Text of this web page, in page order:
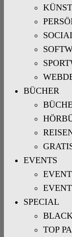
BÜCHER
EVENTS
SPECIAL
TOP